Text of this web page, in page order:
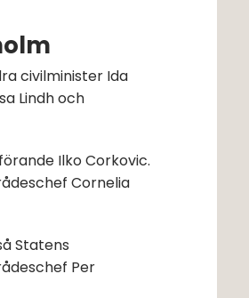
civilminister Ida
Lindh och
Ilko Corkovic.
Cornelia
Statens
Per